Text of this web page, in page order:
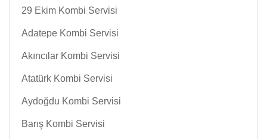
29 Ekim Kombi Servisi
Adatepe Kombi Servisi
Akıncılar Kombi Servisi
Atatürk Kombi Servisi
Aydoğdu Kombi Servisi
Barış Kombi Servisi